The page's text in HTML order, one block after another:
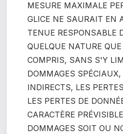
MESURE MAXIMALE
GLICE NE SAURAIT EN
TENUE RESPONSABLE
QUELQUE NATURE
COMPRIS, SANS S'Y
DOMMAGES SPÉCIAUX,
INDIRECTS, LES
LES PERTES DE
CARACTÈRE
DOMMAGES SOIT OU